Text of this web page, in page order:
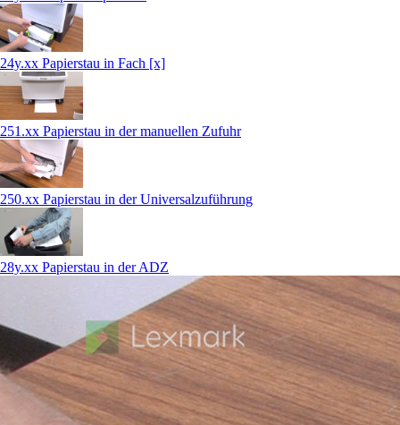
24y.xx Papierstau in Fach [x]
251.xx Papierstau in der manuellen Zufuhr
250.xx Papierstau in der Universalzuführung
28y.xx Papierstau in der ADZ